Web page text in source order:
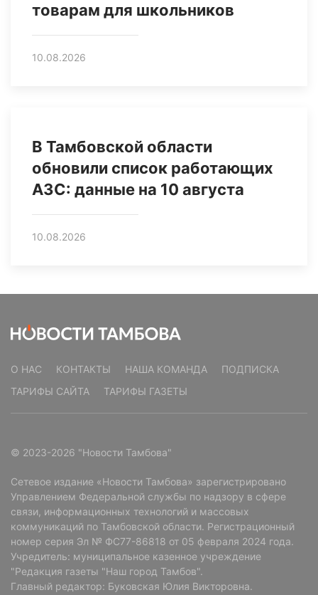
товарам для школьников
10.08.2026
В Тамбовской области
обновили список работающих
АЗС: данные на 10 августа
10.08.2026
О НАС КОНТАКТЫ НАША КОМАНДА
ПОДПИСКА
ТАРИФЫ САЙТА
ТАРИФЫ ГАЗЕТЫ
© 2023-2026 "Новости Тамбова"
Сетевое издание «Новости Тамбова» зарегистрировано
Управлением Федеральной службы по надзору в сфере
связи, информационных технологий и массовых
коммуникаций по Тамбовской области. Регистрационный
номер серия Эл № ФС77-86818 от 05 февраля 2024 года.
Учредитель: муниципальное казенное учреждение
"Редакция газеты "Наш город Тамбов".
Главный редактор: Буковская Юлия Викторовна.